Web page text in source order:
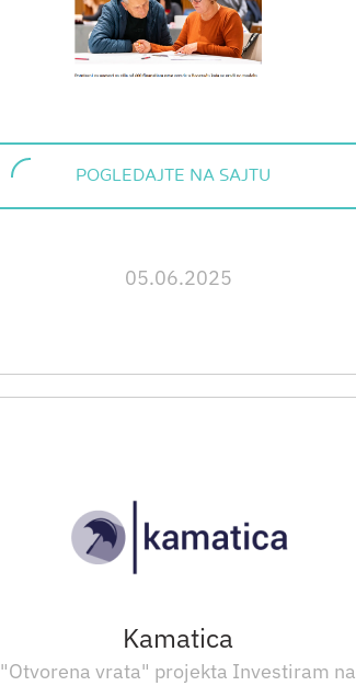
POGLEDAJTE NA SAJTU
05.06.2025
Kamatica
"Otvorena vrata" projekta Investiram na